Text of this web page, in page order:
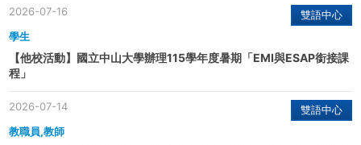
雙語中心
學生
2026-07-16
【他校活動】國立中山大學辦理115學年度暑期「EMI與ESAP銜接課
程」
雙語中心
教職員,教師
2026-07-14